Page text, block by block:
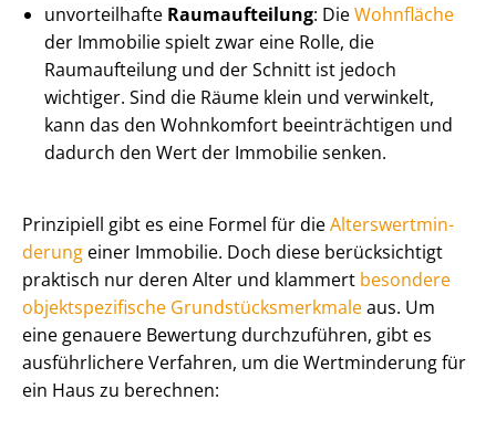
unvorteilhafte Raumaufteilung: DieWohnfläche
der Immobilie spielt zwar eine Rolle, die
Raumaufteilung und der Schnitt ist jedoch
wichtiger. Sind die Räume klein und verwinkelt,
kann das den Wohnkomfort beeinträchtigen und
dadurch den Wert der Immobilie senken.
Prinzipiell gibt es eine Formel für dieAl­ters­wert­min­
de­rung einer Immobilie. Doch diese berücksichtigt
praktisch nur deren Alter und klammert besondere
ob­jekt­spe­zi­fi­sche Grund­stücks­merk­ma­leaus. Um
eine genauere Bewertung durchzuführen, gibt es
ausführlichere Verfahren, um die Wertminderung für
ein Haus zu berechnen: